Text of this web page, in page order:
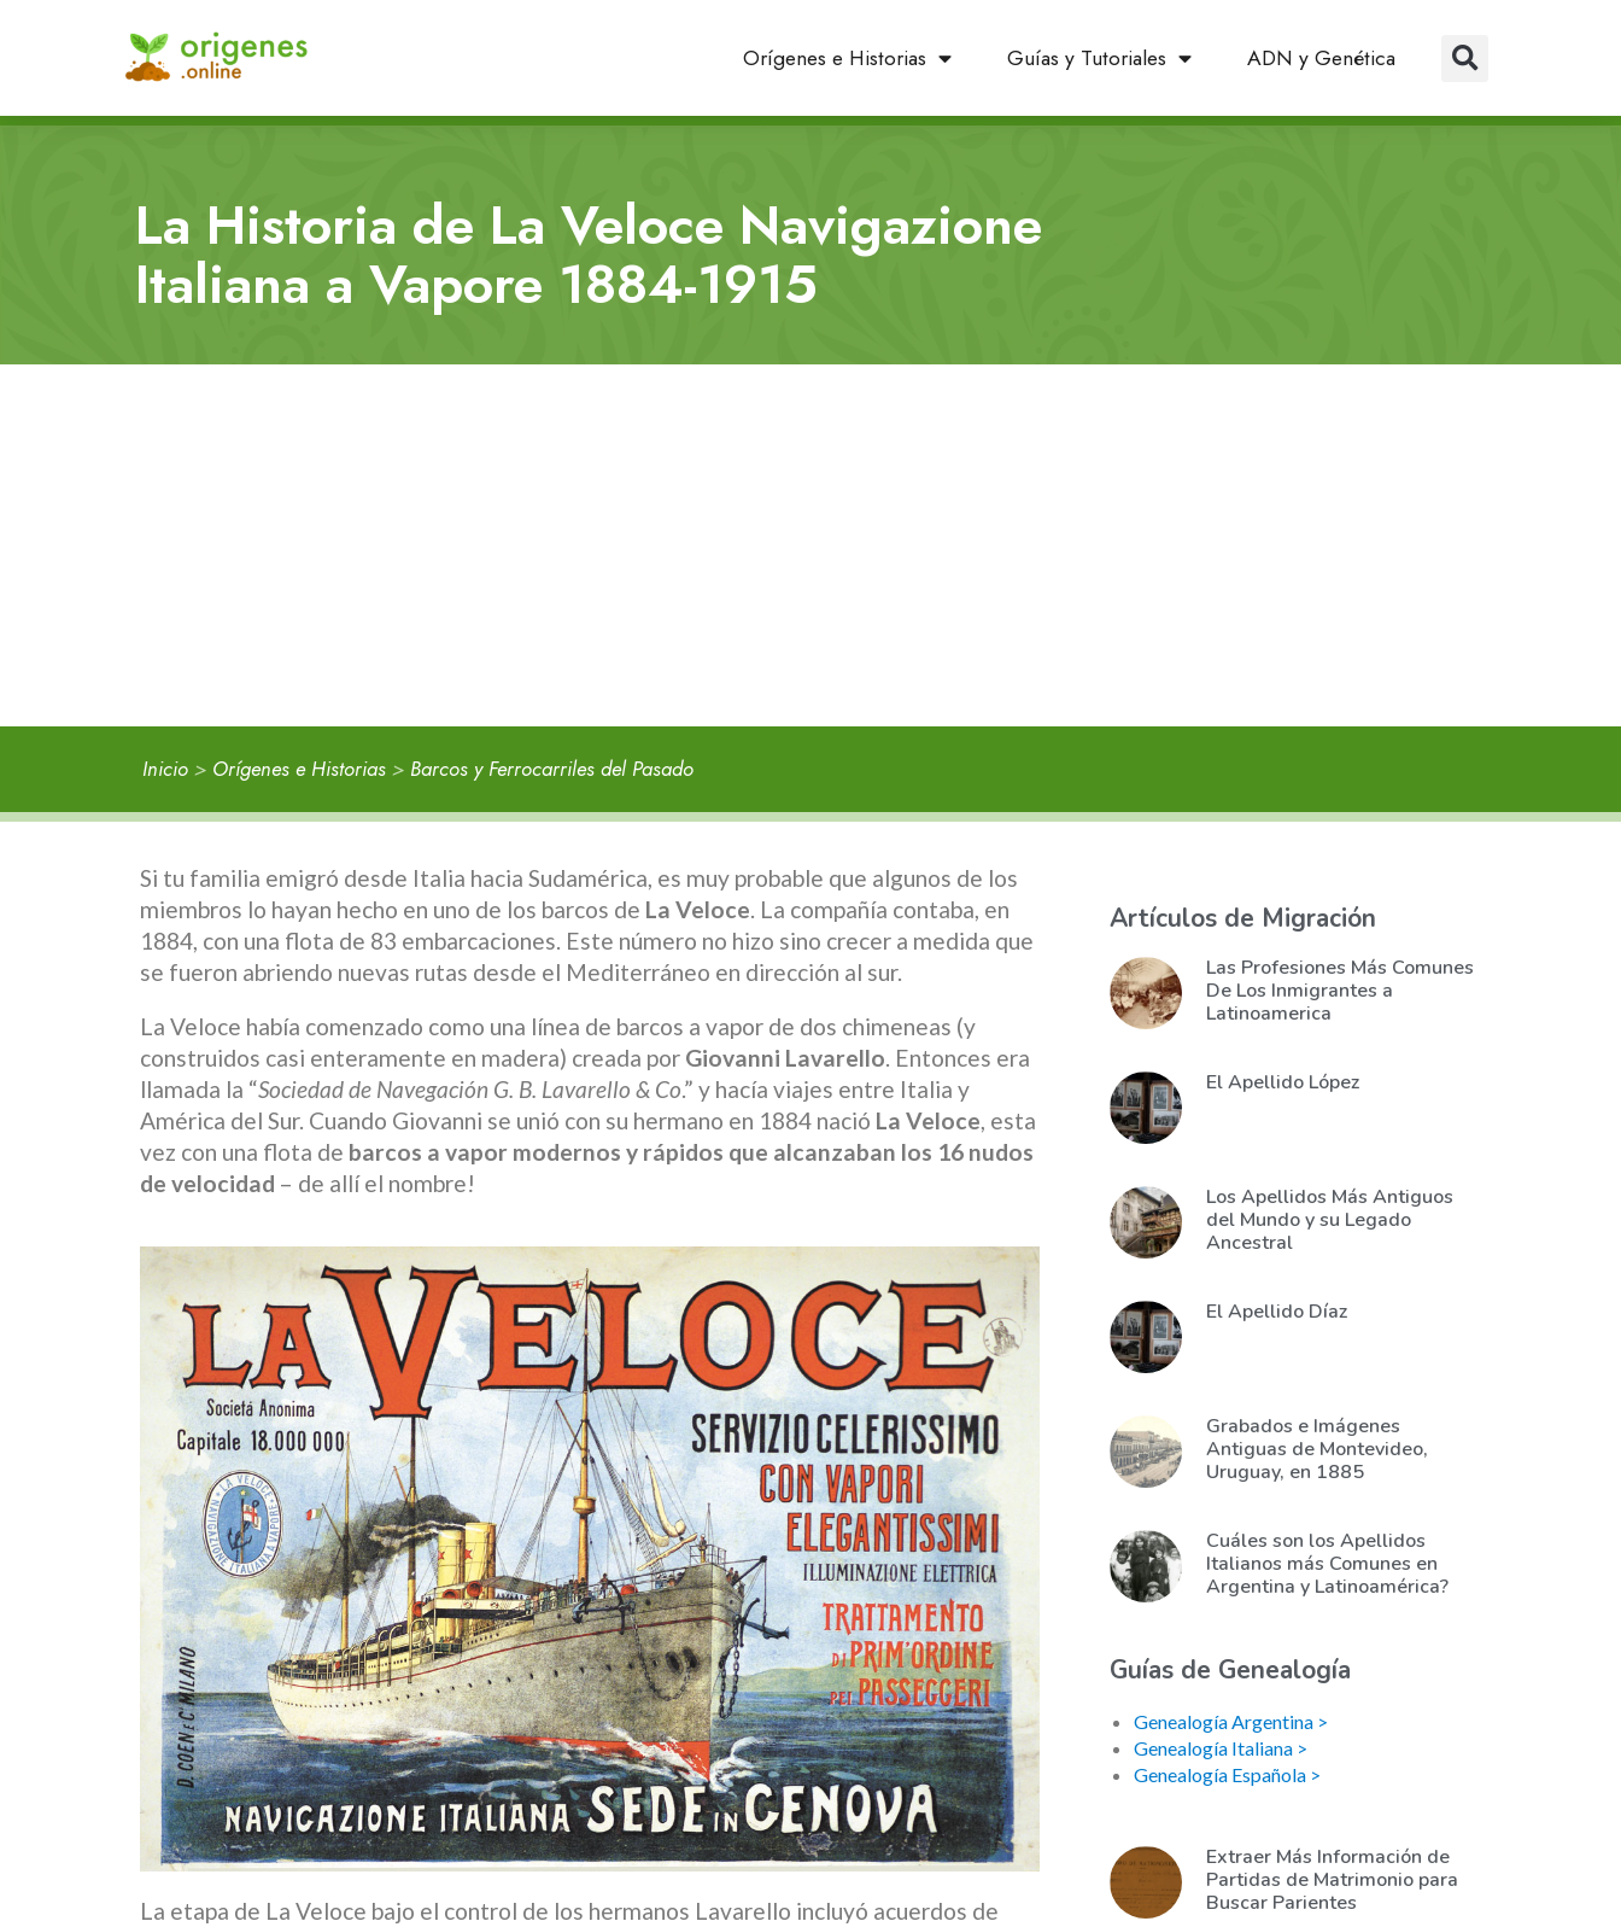
Orígenes e Historias Guías y Tutoriales ADN y Genética
La Historia de La Veloce Navigazione
Italiana a Vapore 1884-1915
Inicio > Orígenes e Historias > Barcos y Ferrocarriles del Pasado
Si tu familia emigró desde Italia hacia Sudamérica, es muy probable que algunos de los
miembros lo hayan hecho en uno de los barcos de La Veloce. La compañía contaba, en
1884, con una flota de 83 embarcaciones. Este número no hizo sino crecer a medida que
se fueron abriendo nuevas rutas desde el Mediterráneo en dirección al sur.
La Veloce había comenzado como una línea de barcos a vapor de dos chimeneas (y
construidos casi enteramente en madera) creada por Giovanni Lavarello. Entonces era
llamada la “Sociedad de Navegación G. B. Lavarello & Co.” y hacía viajes entre Italia y
América del Sur. Cuando Giovanni se unió con su hermano en 1884 nació La Veloce, esta
vez con una flota de barcos a vapor modernos y rápidos que alcanzaban los 16 nudos
de velocidad – de allí el nombre!
La etapa de La Veloce bajo el control de los hermanos Lavarello incluyó acuerdos de
Artículos de Migración
Las Profesiones Más Comunes
De Los Inmigrantes a
Latinoamerica
El Apellido López
Los Apellidos Más Antiguos
del Mundo y su Legado
Ancestral
El Apellido Díaz
Grabados e Imágenes
Antiguas de Montevideo,
Uruguay, en 1885
Cuáles son los Apellidos
Italianos más Comunes en
Argentina y Latinoamérica?
Guías de Genealogía
Genealogía Argentina >
Genealogía Italiana >
Genealogía Española >
Extraer Más Información de
Partidas de Matrimonio para
Buscar Parientes